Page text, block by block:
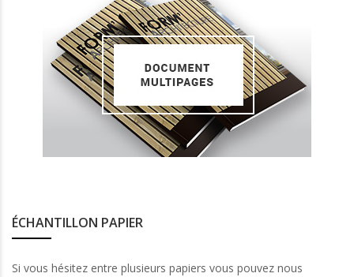
ÉCHANTILLON PAPIER
Si vous hésitez entre plusieurs papiers vous pouvez nous